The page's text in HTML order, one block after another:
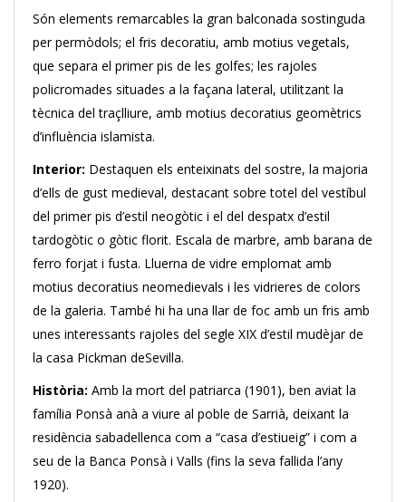
Són elements remarcables la gran balconada sostinguda
per permòdols; el fris decoratiu, amb motius vegetals,
que separa el primer pis de les golfes; les rajoles
policromades situades a la façana lateral, utilitzant la
tècnica del traçlliure, amb motius decoratius geomètrics
d’influència islamista.
Interior: Destaquen els enteixinats del sostre, la majoria
d’ells de gust medieval, destacant sobre totel del vestíbul
del primer pis d’estil neogòtic i el del despatx d’estil
tardogòtic o gòtic florit. Escala de marbre, amb barana de
ferro forjat i fusta. Lluerna de vidre emplomat amb
motius decoratius neomedievals i les vidrieres de colors
de la galeria. També hi ha una llar de foc amb un fris amb
unes interessants rajoles del segle XIX d’estil mudèjar de
la casa Pickman deSevilla.
Història: Amb la mort del patriarca (1901), ben aviat la
família Ponsà anà a viure al poble de Sarrià, deixant la
residència sabadellenca com a “casa d’estiueig” i com a
seu de la Banca Ponsà i Valls (fins la seva fallida l’any
1920).